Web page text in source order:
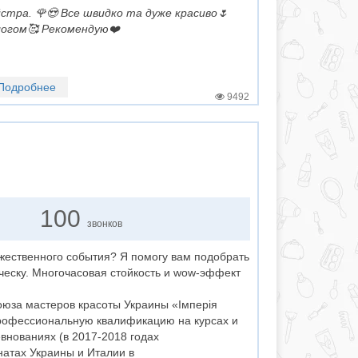
🌹😍 Все швидко та дуже красиво🌷
Рекомендую❤️
9492
100 звонков
события? Я помогу вам подобрать
Многочасовая стойкость и wow-эффект
мастеров красоты Украины «Імперія
квалификацию на курсах и
(в 2017-2018 годах
Украины и Италии в